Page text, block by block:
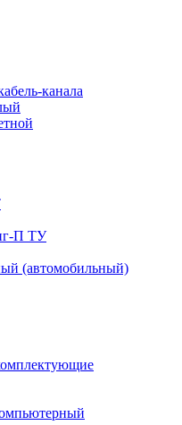
канала
П ТУ
(автомобильный)